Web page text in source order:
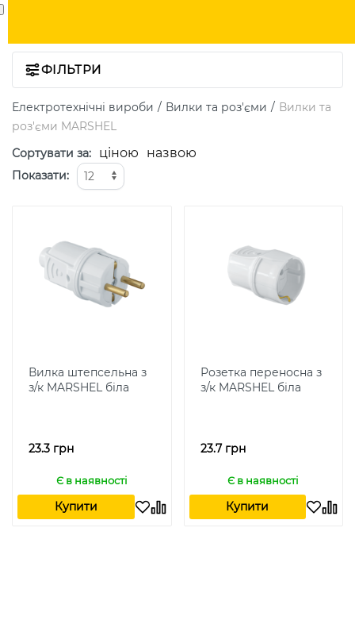
ФІЛЬТРИ
Електротехнічні вироби Вилки та роз'єми
Вилки та
роз'єми MARSHEL
Сортувати за: ціною назвою
Показати:
Вилка штепсельна з
з/к MARSHEL біла
23.3 грн
Є в наявності
Купити
Розетка переносна з
з/к MARSHEL біла
23.7 грн
Є в наявності
Купити